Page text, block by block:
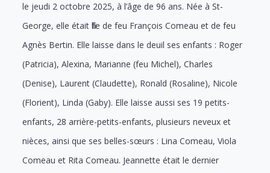
le jeudi 2 octobre 2025, à l’âge de 96 ans. Née à St-
George, elle était fille de feu François Comeau et de feu
Agnès Bertin. Elle laisse dans le deuil ses enfants : Roger
(Patricia), Alexina, Marianne (feu Michel), Charles
(Denise), Laurent (Claudette), Ronald (Rosaline), Nicole
(Florient), Linda (Gaby). Elle laisse aussi ses 19 petits-
enfants, 28 arrière-petits-enfants, plusieurs neveux et
nièces, ainsi que ses belles-sœurs : Lina Comeau, Viola
Comeau et Rita Comeau. Jeannette était le dernier